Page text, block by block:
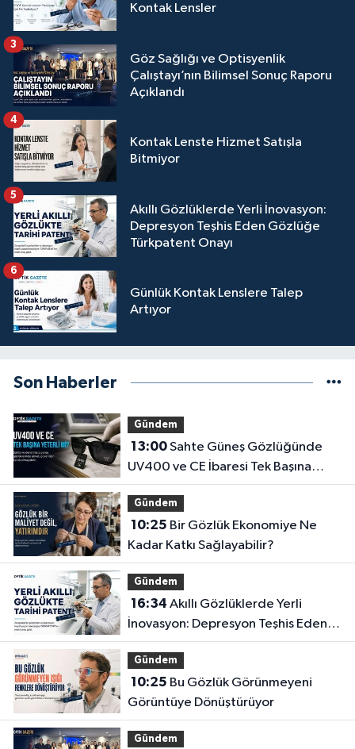
Kontak Lensler
Göz Sağlığı ve Optisyenlik
Çalıştayı’nın Bilimsel Sonuç Raporu
Açıklandı
3
Kontak Lenste Hizmet Satışla
Bitmiyor
4
Akıllı Gözlüklerde Yerli İnovasyon:
Depresyon Teşhis Eden Gözlüğe
Türkpatent Onayı
5
Günlük Kontak Lenslere Talep
Artıyor
6
Son Haberler
Gündem
13:00Sahte Güneş Gözlüğünde
UV400 ve CE İbaresi Tek Başına
Yeterli mi?
Gündem
10:25
Kadar Katkı Sağlayabilir?
Gündem
16:34
İnovasyon: Depresyon Teşhis Eden
Gözlüğe Türkpatent Onayı
Gündem
10:25
Görüntüye Dönüştürüyor
Gündem